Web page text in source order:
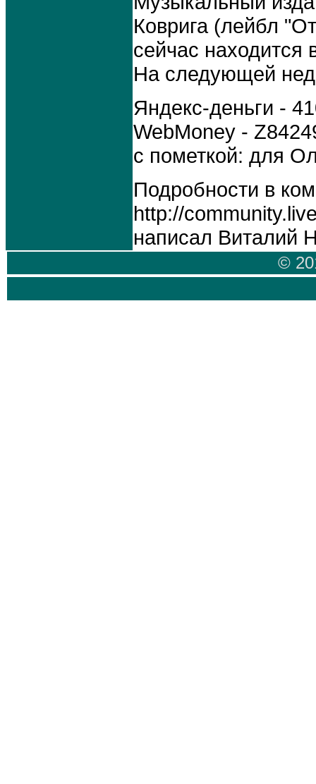
Коврига (лейбл
сейчас
На следующей
Яндекс-деньги -
WebMoney -
с пометкой: для
Подробности в
http://
написал Виталий
©